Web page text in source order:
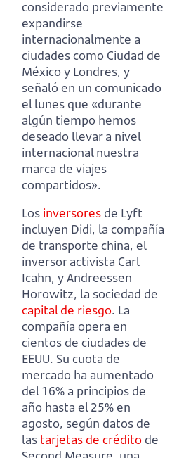
considerado previamente
expandirse
internacionalmente a
ciudades como Ciudad de
México y Londres, y
señaló en un comunicado
el lunes que «durante
algún tiempo hemos
deseado llevar a nivel
internacional nuestra
marca de viajes
compartidos».
Los inversores de Lyft
incluyen Didi, la compañía
de transporte china, el
inversor activista Carl
Icahn, y Andreessen
Horowitz, la sociedad de
capital de riesgo. La
compañía opera en
cientos de ciudades de
EEUU. Su cuota de
mercado ha aumentado
del 16% a principios de
año hasta el 25% en
agosto, según datos de
las tarjetas de crédito de